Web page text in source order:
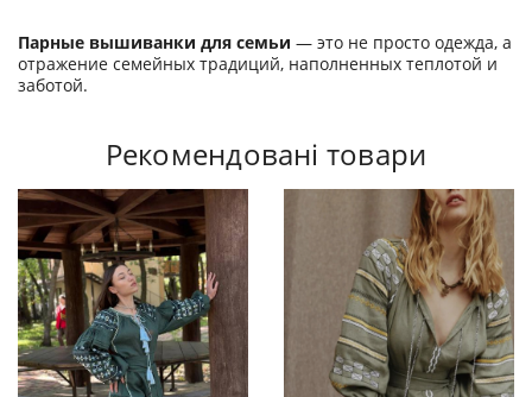
Парные вышиванки для семьи — это не просто одежда, а
отражение семейных традиций, наполненных теплотой и
заботой.
Рекомендовані товари